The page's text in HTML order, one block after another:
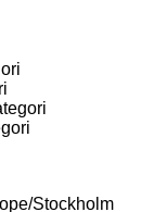
Stockholm